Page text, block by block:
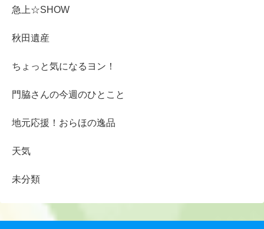
急上☆SHOW
秋田遺産
ちょっと気になるヨン！
門脇さんの今週のひとこと
地元応援！おらほの逸品
天気
未分類